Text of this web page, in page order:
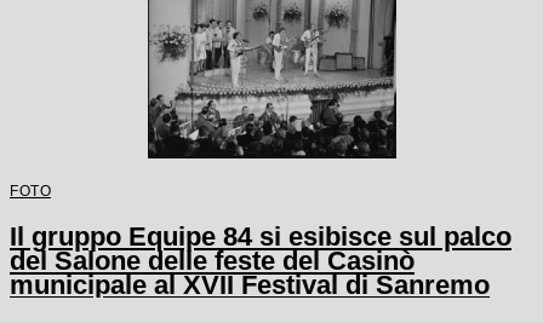
FOTO
Il gruppo Equipe 84 si esibisce sul palco
del Salone delle feste del Casinò
municipale al XVII Festival di Sanremo